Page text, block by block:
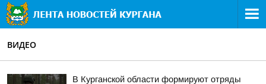
ВИДЕО
В Курганской области формируют отряды